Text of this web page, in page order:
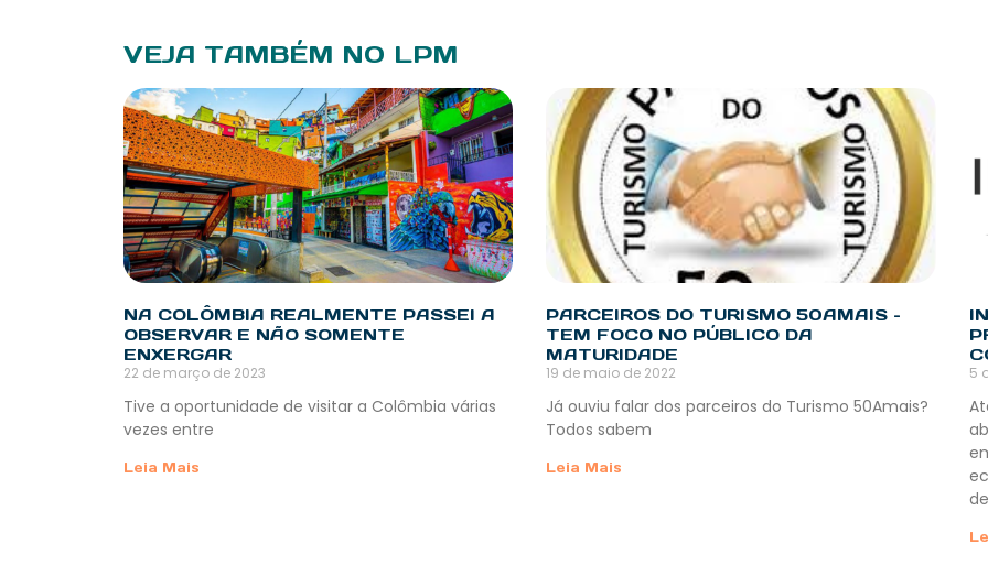
VEJA TAMBÉM NO LPM
NA COLÔMBIA REALMENTE PASSEI A
OBSERVAR E NÃO SOMENTE
ENXERGAR
22 de março de 2023
Tive a oportunidade de visitar a Colômbia várias
vezes entre
Leia Mais
PARCEIROS DO TURISMO 50AMAIS –
TEM FOCO NO PÚBLICO DA
MATURIDADE
19 de maio de 2022
Já ouviu falar dos parceiros do Turismo 50Amais?
Todos sabem
Leia Mais
5